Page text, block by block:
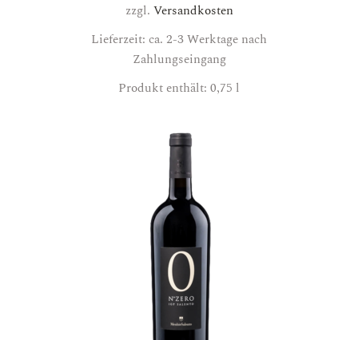
zzgl. Versandkosten
Lieferzeit: ca. 2-3 Werktage nach
Zahlungseingang
Produkt enthält: 0,75 l